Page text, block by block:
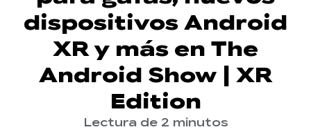
dispositivos Android
XR y más en The
Android Show | XR
Edition
Lectura de 2 minutos